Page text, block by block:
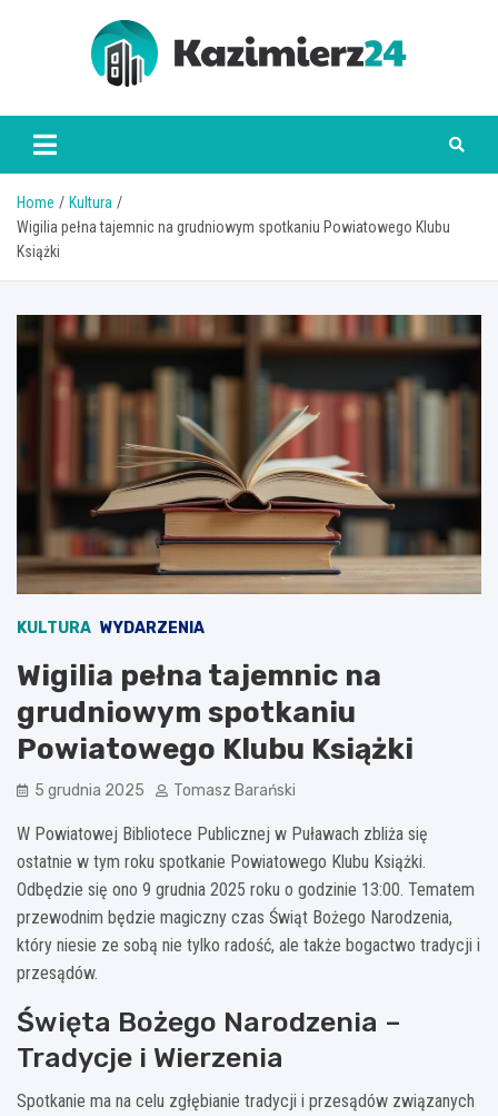
kazimierz24.pl
Home
Kultura
Wigilia pełna tajemnic na grudniowym spotkaniu Powiatowego Klubu
Książki
KULTURA WYDARZENIA
Wigilia pełna tajemnic na
grudniowym spotkaniu
Powiatowego Klubu Książki
5 grudnia 2025 Tomasz Barański
W Powiatowej Bibliotece Publicznej w Puławach zbliża się
ostatnie w tym roku spotkanie Powiatowego Klubu Książki.
Odbędzie się ono 9 grudnia 2025 roku o godzinie 13:00. Tematem
przewodnim będzie magiczny czas Świąt Bożego Narodzenia,
który niesie ze sobą nie tylko radość, ale także bogactwo tradycji i
przesądów.
Święta Bożego Narodzenia –
Tradycje i Wierzenia
Spotkanie ma na celu zgłębianie tradycji i przesądów związanych